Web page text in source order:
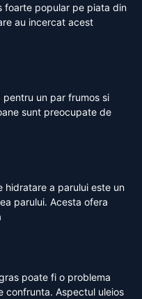
foarte popular pe piata din
au incercat acest
un par frumos si
sunt preocupate de
hidratare a parului este un
parului. Acesta ofera
poate fi o problema
confrunta. Aspectul uleios